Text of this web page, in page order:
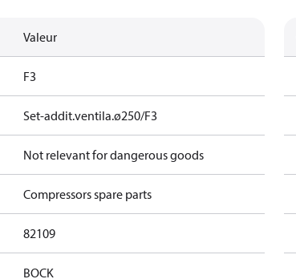
Valeur
F3
Set-addit.ventila.ø250/F3
Not relevant for dangerous goods
Compressors spare parts
82109
BOCK